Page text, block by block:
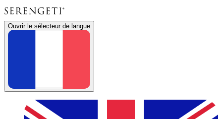
Ouvrir le sélecteur de langue